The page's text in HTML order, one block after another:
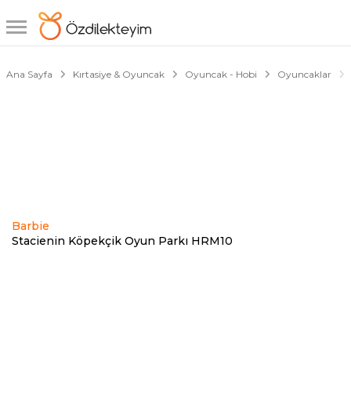
Ana Sayfa Kırtasiye & Oyuncak Oyuncak - Hobi Oyuncaklar
Barbie
Stacienin Köpekçik Oyun Parkı HRM10
1/5